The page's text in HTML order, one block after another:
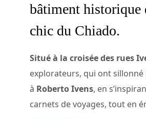
bâtiment historique
chic du Chiado.
Situé à la croisée des rues
explorateurs, qui ont sillonné
à Roberto Ivens, en
carnets de voyages, tout en